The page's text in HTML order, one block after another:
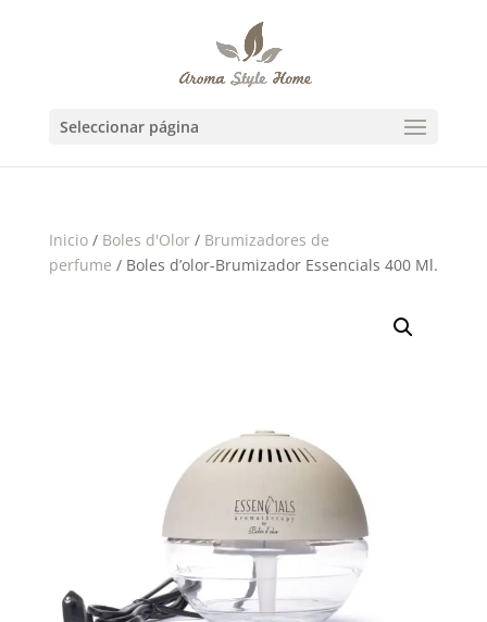
Seleccionar página
Inicio/ Boles d'Olor/ Brumizadores de
perfume / Boles d’olor-Brumizador Essencials 400 Ml.